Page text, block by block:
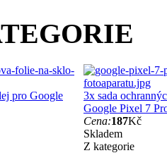
pro Google
3x sada
Google Pixel 7
Cena:187Kč
Skladem
Z kategorie